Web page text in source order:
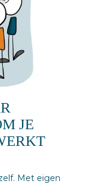
JE
Met eigen